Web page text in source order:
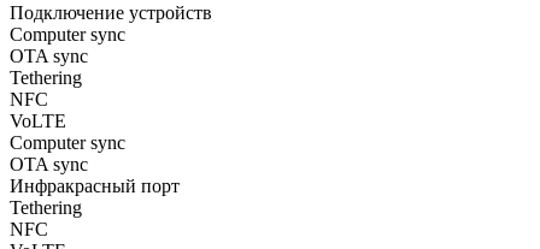
Подключение устройств
Computer sync
OTA sync
Tethering
NFC
VoLTE
Computer sync
OTA sync
Инфракрасный порт
Tethering
NFC